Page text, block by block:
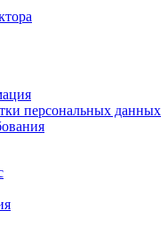
персональных данных